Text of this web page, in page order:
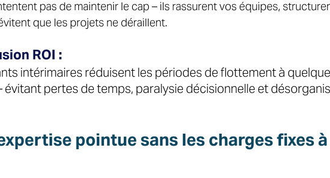
pas de maintenir le cap – ils rassurent vos équipes,
que les projets ne déraillent.
ROI :
intérimaires réduisent les périodes de flottement à
évitant pertes de temps, paralysie décisionnelle et
pointue sans les charges fixes